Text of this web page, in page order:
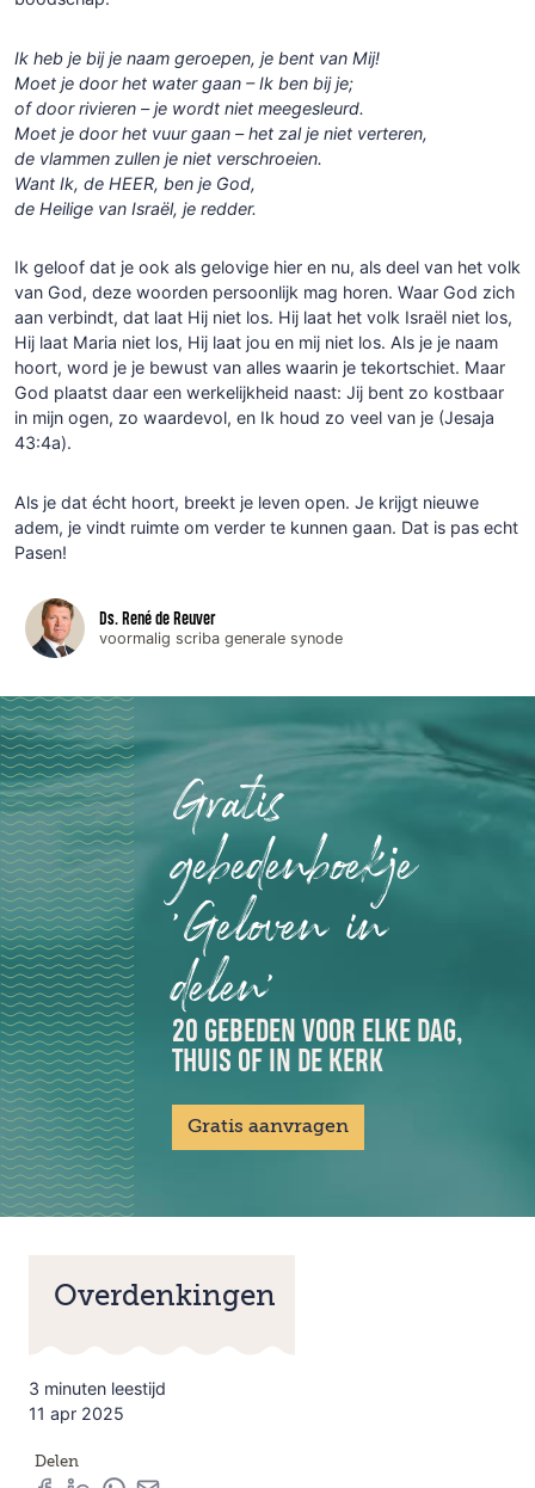
Ik heb je bij je naam geroepen, je bent van Mij!
Moet je door het water gaan – Ik ben bij je;
of door rivieren – je wordt niet meegesleurd.
Moet je door het vuur gaan – het zal je niet verteren,
de vlammen zullen je niet verschroeien.
Want Ik, de HEER, ben je God,
de Heilige van Israël, je redder.
Ik geloof dat je ook als gelovige hier en nu, als deel van het volk
van God, deze woorden persoonlijk mag horen. Waar God zich
aan verbindt, dat laat Hij niet los. Hij laat het volk Israël niet los,
Hij laat Maria niet los, Hij laat jou en mij niet los. Als je je naam
hoort, word je je bewust van alles waarin je tekortschiet. Maar
God plaatst daar een werkelijkheid naast: Jij bent zo kostbaar
in mijn ogen, zo waardevol, en Ik houd zo veel van je (Jesaja
43:4a).
Als je dat écht hoort, breekt je leven open. Je krijgt nieuwe
adem, je vindt ruimte om verder te kunnen gaan. Dat is pas echt
Pasen!
Ds. René de Reuver
voormalig scriba generale synode
Gratis
gebedenboekje
'Geloven in
delen'
20 GEBEDEN VOOR ELKE DAG,
THUIS OF IN DE KERK
Gratis aanvragen
Overdenkingen
3 minuten leestijd
11 apr 2025
Delen